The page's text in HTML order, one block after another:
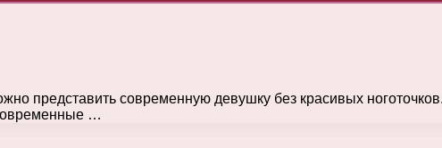
представить современную девушку без красивых
…